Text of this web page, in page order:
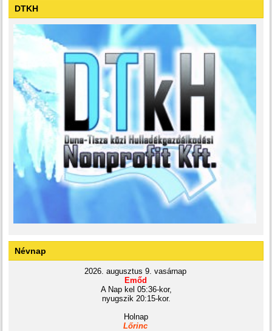
DTKH
Névnap
2026. augusztus 9. vasárnap
Emőd
A Nap kel 05:36-kor,
nyugszik 20:15-kor.
Holnap
Lőrinc